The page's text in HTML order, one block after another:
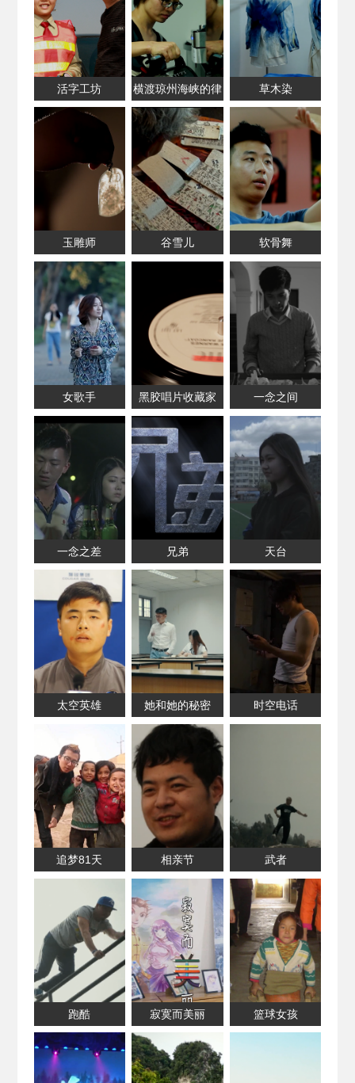
活字工坊
横渡琼州海峡的律
师
草木染
玉雕师 谷雪儿 软骨舞
女歌手 黑胶唱片收藏家 一念之间
一念之差 兄弟 天台
太空英雄 她和她的秘密 时空电话
追梦81天 相亲节 武者
跑酷 寂寞而美丽 篮球女孩